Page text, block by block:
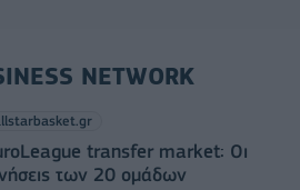
NETWORK
transfer market: Οι
των 20 ομάδων